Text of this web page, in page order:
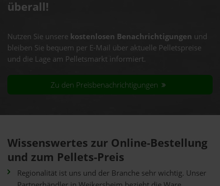
überall!
Nutzen Sie unsere kostenlosen Benachrichtigungen und
bleiben Sie bequem per E-Mail über aktuelle Pelletspreise
und die Lage am Pelletsmarkt informiert.
Zu den Preisbenachrichtigungen
Wissenswertes zur Online-Bestellung
und zum Pellets-Preis
Regionalität ist uns und der Branche sehr wichtig. Unser